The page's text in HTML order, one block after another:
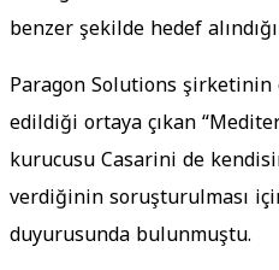
benzer şekilde hedef
Paragon Solutions şirketinin
edildiği ortaya çıkan
kurucusu Casarini de
verdiğinin soruşturulması
duyurusunda bulunmuştu.